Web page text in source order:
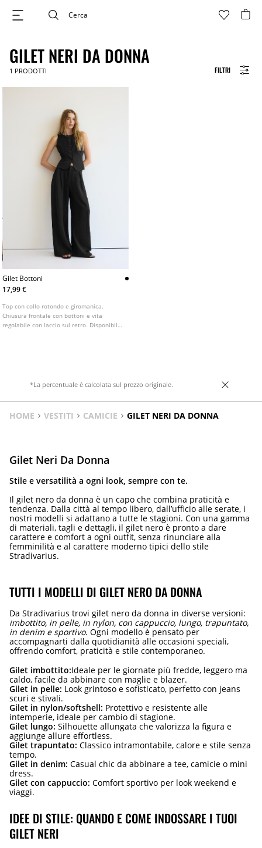
FILTRI
GILET NERI DA DONNA
1 PRODOTTI
Gilet Bottoni
17,99 €
Top con collo rotondo e giromanica.
Chiusura frontale con bottoni e vita
regolabile con laccio sul retro. Disponibile
*La percentuale è calcolata sul prezzo originale.
HOME VESTITI CAMICIE GILET NERI DA DONNA
Gilet Neri Da Donna
Stile e versatilità a ogni look, sempre con te.
Il gilet nero da donna è un capo che combina praticità e
tendenza. Dalla città al tempo libero, dall’ufficio alle serate, i
nostri modelli si adattano a tutte le stagioni. Con una gamma
di materiali, tagli e dettagli, il gilet nero è pronto a dare
carattere e comfort a ogni outfit, senza rinunciare alla
femminilità e al carattere moderno tipici dello stile
Stradivarius.
TUTTI I MODELLI DI GILET NERO DA DONNA
Da Stradivarius trovi gilet nero da donna in diverse versioni:
imbottito, in pelle, in nylon, con cappuccio, lungo, trapuntato,
in denim e sportivo. Ogni modello è pensato per
accompagnarti dalla quotidianità alle occasioni speciali,
offrendo comfort, praticità e stile contemporaneo.
Gilet imbottito:Ideale per le giornate più fredde, leggero ma
caldo, facile da abbinare con maglie e blazer.
Gilet in pelle: Look grintoso e sofisticato, perfetto con jeans
scuri e stivali.
Gilet in nylon/softshell: Protettivo e resistente alle
intemperie, ideale per cambio di stagione.
Gilet lungo: Silhouette allungata che valorizza la figura e
aggiunge allure effortless.
Gilet trapuntato: Classico intramontabile, calore e stile senza
tempo.
Gilet in denim: Casual chic da abbinare a tee, camicie o mini
dress.
Gilet con cappuccio: Comfort sportivo per look weekend e
viaggi.
IDEE DI STILE: QUANDO E COME INDOSSARE I TUOI
GILET NERI